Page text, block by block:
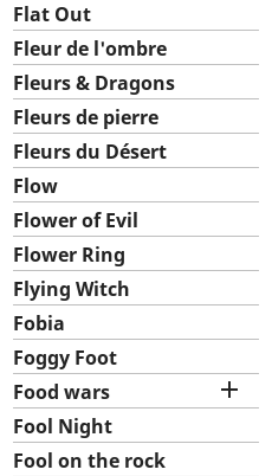
Flat Out
Fleur de l'ombre
Fleurs & Dragons
Fleurs de pierre
Fleurs du Désert
Flow
Flower of Evil
Flower Ring
Flying Witch
Fobia
Foggy Foot
Food wars

Fool Night
Fool on the rock